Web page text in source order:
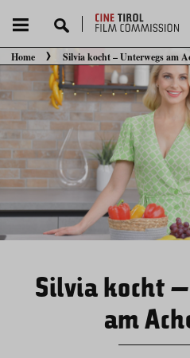
Sie befinden sich hier:
Home Silvia kocht – Unterwegs am
Silvia kocht
am